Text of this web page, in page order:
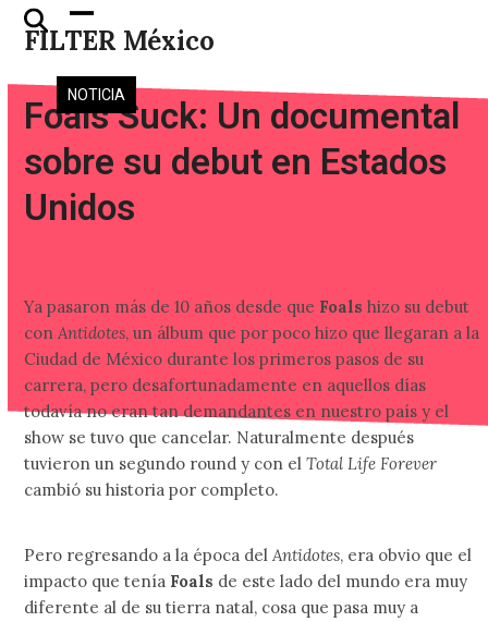
Skip
FILTER México
Open
mobile
menu
Close
mobile
menu
NOTICIA
Foals Suck: Un documental
sobre su debut en Estados
Unidos
Ya pasaron más de 10 años desde que Foals hizo su debut
con Antidotes, un álbum que por poco hizo que llegaran a la
Ciudad de México durante los primeros pasos de su
carrera, pero desafortunadamente en aquellos días
todavía no eran tan demandantes en nuestro país y el
show se tuvo que cancelar. Naturalmente después
tuvieron un segundo round y con elTotal Life Forever
cambió su historia por completo.
Pero regresando a la época delAntidotes, era obvio que el
impacto que tenía Foals de este lado del mundo era muy
diferente al de su tierra natal, cosa que pasa muy a